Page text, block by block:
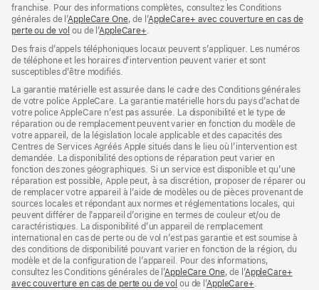
franchise. Pour des informations complètes, consultez les Conditions
générales de l’AppleCare One(s’ouvre
dans
nouvelle
fenêtre)
, de l’AppleCare+ avec couverture en cas de
perte ou de vol (s’ouvre
une
nouvelle
fenêtre)
ou de l’AppleCare+(s’ouvre
une
nouvelle
.
Des frais d’appels téléphoniques locaux peuvent s’appliquer. Les numéros
de téléphone et les horaires d’intervention peuvent varier et sont
susceptibles d’être modifiés.
La garantie matérielle est assurée dans le cadre des Conditions générales
de votre police AppleCare. La garantie matérielle hors du pays d’achat de
votre police AppleCare n’est pas assurée. La disponibilité et le type de
réparation ou de remplacement peuvent varier en fonction du modèle de
votre appareil, de la législation locale applicable et des capacités des
Centres de Services Agréés Apple situés dans le lieu où l’intervention est
demandée. La disponibilité des options de réparation peut varier en
fonction des zones géographiques. Si un service est disponible et qu’une
réparation est possible, Apple peut, à sa discrétion, proposer de réparer ou
de remplacer votre appareil à l’aide de modèles ou de pièces provenant de
sources locales et répondant aux normes et réglementations locales, qui
peuvent différer de l’appareil d’origine en termes de couleur et/ou de
caractéristiques. La disponibilité d’un appareil de remplacement
international en cas de perte ou de vol n’est pas garantie et est soumise à
des conditions de disponibilité pouvant varier en fonction de la région, du
modèle et de la configuration de l’appareil. Pour des informations,
consultez les Conditions générales de l’AppleCare One(s’ouvre
dans
, de l’AppleCare+
avec couverture en cas de perte ou de vol (s’ouvre
ou de l’AppleCare+(s’ouvre
.